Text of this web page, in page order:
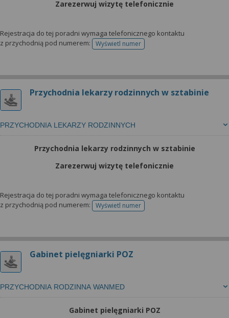
Zarezerwuj wizytę telefonicznie
Rejestracja do tej poradni wymaga telefonicznego kontaktu
z przychodnią pod numerem:
Wyświetl numertelefonu do rejestracji
Przychodnia lekarzy rodzinnych w sztabinie
PRZYCHODNIA LEKARZY RODZINNYCH
Przychodnia lekarzy rodzinnych w sztabinie
Zarezerwuj wizytę telefonicznie
Rejestracja do tej poradni wymaga telefonicznego kontaktu
z przychodnią pod numerem:
Wyświetl numertelefonu do rejestracji
Gabinet pielęgniarki POZ
PRZYCHODNIA RODZINNA WANMED
Gabinet pielęgniarki POZ